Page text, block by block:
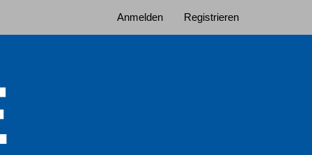
Anmelden Registrieren